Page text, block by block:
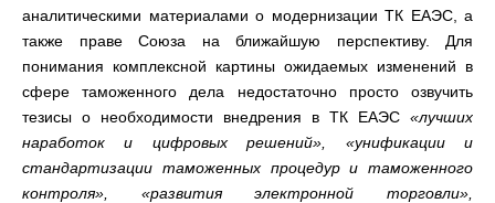
аналитическими материалами о модернизации ТК ЕАЭС, а
также праве Союза на ближайшую перспективу. Для
понимания комплексной картины ожидаемых изменений в
сфере таможенного дела недостаточно просто озвучить
тезисы о необходимости внедрения в ТК ЕАЭС «лучших
наработок и цифровых решений», «унификации и
стандартизации таможенных процедур и таможенного
контроля», «развития электронной торговли»,